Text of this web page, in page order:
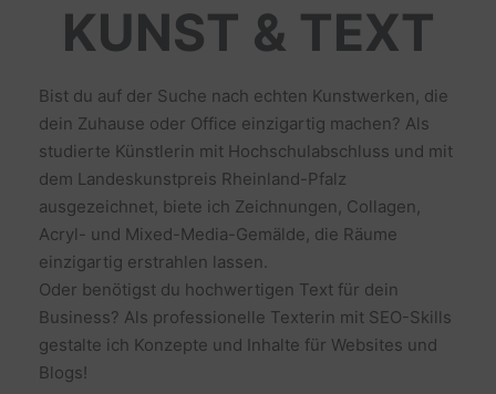
KUNST & TEXT
Bist du auf der Suche nach echten Kunstwerken, die
dein Zuhause oder Office einzigartig machen? Als
studierte Künstlerin mit Hochschulabschluss und mit
dem Landeskunstpreis Rheinland-Pfalz
ausgezeichnet, biete ich Zeichnungen, Collagen,
Acryl- und Mixed-Media-Gemälde, die Räume
einzigartig erstrahlen lassen.
Oder benötigst du hochwertigen Text für dein
Business? Als professionelle Texterin mit SEO-Skills
gestalte ich Konzepte und Inhalte für Websites und
Blogs!